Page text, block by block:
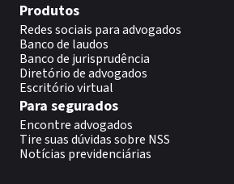
Produtos
Redes sociais para advogados
Banco de laudos
Banco de jurisprudência
Diretório de advogados
Escritório virtual
Para segurados
Encontre advogados
Tire suas dúvidas sobre NSS
Notícias previdenciárias